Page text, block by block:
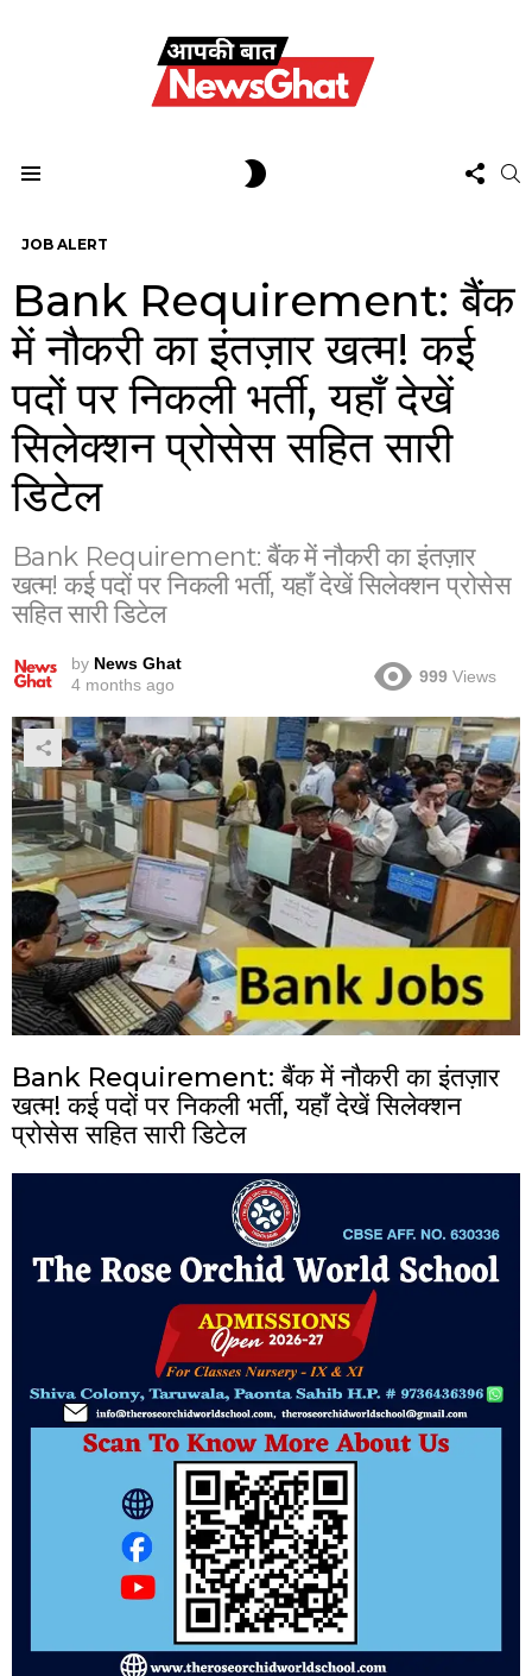
US
JOB ALERT
Bank Requirement: बैंक
में नौकरी का इंतज़ार खत्म! कई
पदों पर निकली भर्ती, यहाँ देखें
सिलेक्शन प्रोसेस सहित सारी
डिटेल
Bank Requirement: बैंक में नौकरी का इंतज़ार
खत्म! कई पदों पर निकली भर्ती, यहाँ देखें सिलेक्शन प्रोसेस
सहित सारी डिटेल
by News Ghat
4 months ago
999 Views
Bank Requirement: बैंक में नौकरी का इंतज़ार
खत्म! कई पदों पर निकली भर्ती, यहाँ देखें सिलेक्शन
प्रोसेस सहित सारी डिटेल